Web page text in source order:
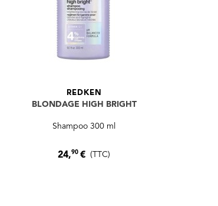
REDKEN
BLONDAGE HIGH BRIGHT
Shampoo 300 ml
24,90€ (TTC)